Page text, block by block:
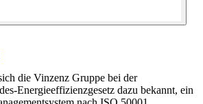
die Vinzenz Gruppe bei der
Energieeffizienzgesetz dazu bekannt, ein